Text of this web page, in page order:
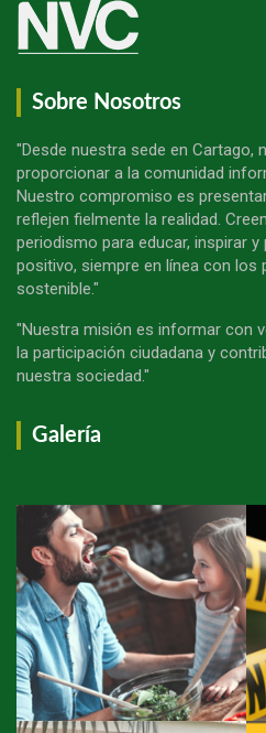
Sobre Nosotros
"Desde nuestra sede en Cartago,
proporcionar a la comunidad
Nuestro compromiso es
reflejen fielmente la realidad.
periodismo para educar, inspirar
positivo, siempre en línea con los
sostenible."
"Nuestra misión es informar con
la participación ciudadana y
nuestra sociedad."
Galería